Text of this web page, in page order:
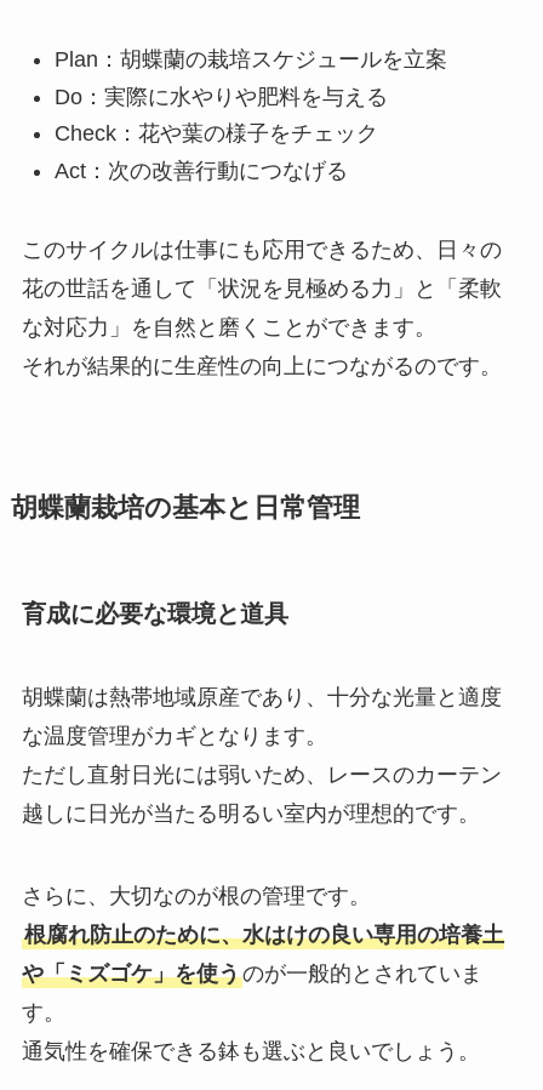
Plan：胡蝶蘭の栽培スケジュールを立案
Do：実際に水やりや肥料を与える
Check：花や葉の様子をチェック
Act：次の改善行動につなげる
このサイクルは仕事にも応用できるため、日々の
花の世話を通して「状況を見極める力」と「柔軟
な対応力」を自然と磨くことができます。
それが結果的に生産性の向上につながるのです。
胡蝶蘭栽培の基本と日常管理
育成に必要な環境と道具
胡蝶蘭は熱帯地域原産であり、十分な光量と適度
な温度管理がカギとなります。
ただし直射日光には弱いため、レースのカーテン
越しに日光が当たる明るい室内が理想的です。
さらに、大切なのが根の管理です。
根腐れ防止のために、水はけの良い専用の培養土
や「ミズゴケ」を使うのが一般的とされていま
す。
通気性を確保できる鉢も選ぶと良いでしょう。